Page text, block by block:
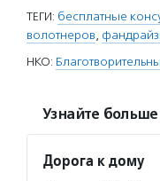
ТЕГИ: бесплатные
волотнеров,
НКО:
Узнайте
Дорога к дому